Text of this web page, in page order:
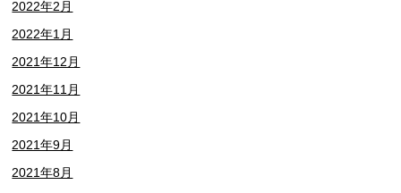
2022年2月
2022年1月
2021年12月
2021年11月
2021年10月
2021年9月
2021年8月